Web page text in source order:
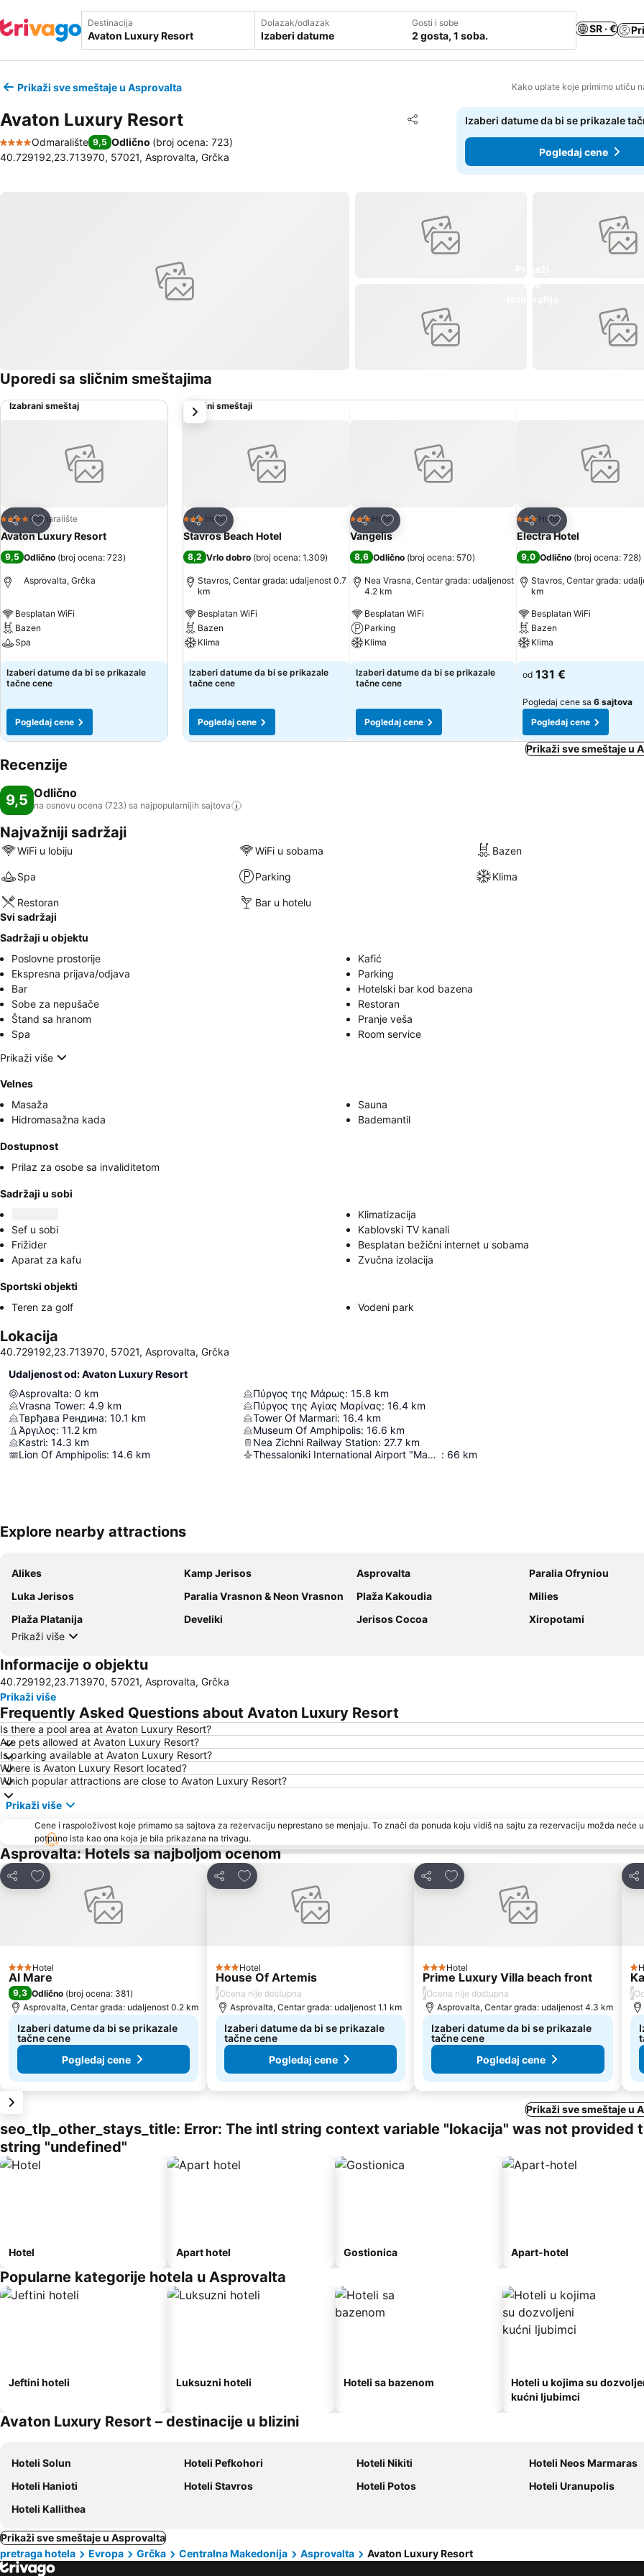
Destinacija Dolazak/odlazak
Izaberi datume
Gosti i sobe
2 gosta, 1 soba.
SR · €
Prikaži sve smeštaje u Asprovalta Kako uplate koje primimo utiču
Avaton Luxury Resort Deli
Dodati u favorite
4 Zvezdice
Odmaralište 9,5 Odlično (broj ocena: 723)
40.729192,23.713970, 57021, Asprovalta, Grčka
Izaberi datume da bi se prikazale
Pogledaj cene
Uporedi sa sličnim smeštajima
Izabrani smeštaj
Deli
Dodati u favorite
4 ZvezdiceOdmaralište
Avaton Luxury Resort
9,5 Odlično (broj ocena: 723)
Asprovalta, Grčka
Besplatan WiFi
Bazen
Spa
Pogledaj cene
Izaberi datume da bi se prikazale
tačne cene
Pogledaj cene
Slični smeštaji
Deli
Dodati u favorite
3 Zvezdice
Hotel
Stavros Beach Hotel
8,2 Vrlo dobro (broj ocena: 1.309)
Stavros, Centar grada: udaljenost 0.7
km
Besplatan WiFi
Bazen
Klima
Pogledaj cene
Izaberi datume da bi se prikazale
tačne cene
Pogledaj cene
Deli
Dodati u favorite
3 Zvezdice
Hotel
Vangelis
8,6 Odlično (broj ocena: 570)
Nea Vrasna, Centar grada: udaljenost
4.2 km
Besplatan WiFi
Parking
Klima
Pogledaj cene
Izaberi datume da bi se prikazale
tačne cene
Pogledaj cene
Deli
Dodati u favorite
3 Zvezdice
Hotel
Electra Hotel
9,0 Odlično (broj ocena: 728)
Stavros, Centar grada:
km
Besplatan WiFi
Bazen
Klima
Pogledaj cene
od 131 €
Pogledaj cene sa 6 sajtova
Pogledaj cene
sledeće
Prikaži sve smeštaje u
Recenzije
9,5 Odlično
na osnovu ocena (723) sa najpopularnijih sajtova
Najvažniji sadržaji
WiFi u lobiju WiFi u sobama Bazen
Spa Parking Klima
Restoran
Bar u hotelu
Svi sadržaji
Sadržaji u objektu
Poslovne prostorije
Kafić
Ekspresna prijava/odjava
Parking
Bar
Hotelski bar kod bazena
Sobe za nepušače
Restoran
Štand sa hranom
Pranje veša
Spa
Room service
Prikaži više
Velnes
Masaža
Sauna
Hidromasažna kada
Bademantil
Dostupnost
Prilaz za osobe sa invaliditetom
Sadržaji u sobi
Klimatizacija
Sef u sobi
Kablovski TV kanali
Frižider
Besplatan bežični internet u sobama
Aparat za kafu
Zvučna izolacija
Sportski objekti
Teren za golf
Vodeni park
Lokacija
40.729192,23.713970, 57021, Asprovalta, Grčka
Udaljenost od: Avaton Luxury Resort
Asprovalta: 0 km
Vrasna Tower: 4.9 km
Тврђава Рендина: 10.1 km
Άργιλος: 11.2 km
Kastri: 14.3 km
Lion Of Amphipolis: 14.6 km
Πύργος της Μάρως: 15.8 km
Πύργος της Αγίας Μαρίνας: 16.4 km
Tower Of Marmari: 16.4 km
Museum Of Amphipolis: 16.6 km
Nea Zichni Railway Station: 27.7 km
Thessaloniki International Airport "Macedonia" : 66 km
Explore nearby attractions
Alikes Kamp Jerisos Asprovalta
Paralia Ofryniou
Luka Jerisos
Paralia Vrasnon & Neon Vrasnon Plaža Kakoudia
Milies
Plaža Platanija
Develiki Jerisos Cocoa
Xiropotami
Prikaži više
Informacije o objektu
40.729192,23.713970, 57021, Asprovalta, Grčka
Prikaži više
Frequently Asked Questions about Avaton Luxury Resort
Is there a pool area at Avaton Luxury Resort?
Are pets allowed at Avaton Luxury Resort?
Is parking available at Avaton Luxury Resort?
Where is Avaton Luxury Resort located?
Which popular attractions are close to Avaton Luxury Resort?
Prikaži više
Cene i raspoloživost koje primamo sa sajtova za rezervaciju neprestano se menjaju. To znači da ponuda koju vidiš na sajtu za rezervaciju možda neće
potpuno ista kao ona koja je bila prikazana na trivagu.
Asprovalta: Hotels sa najboljom ocenom
Deli
Dodati u favorite
3 Zvezdice
Hotel
Al Mare
9,3 Odlično (broj ocena: 381)
Asprovalta, Centar grada: udaljenost 0.2 km
Izaberi datume da bi se prikazale
tačne cene
Pogledaj cene
Deli
Dodati u favorite
3 Zvezdice
Hotel
House Of Artemis
/Ocena nije dostupna
Asprovalta, Centar grada: udaljenost 1.1 km
Izaberi datume da bi se prikazale
tačne cene
Pogledaj cene
Deli
Dodati u favorite
3 Zvezdice
Hotel
Prime Luxury Villa beach front
/Ocena nije dostupna
Asprovalta, Centar grada: udaljenost 4.3 km
Izaberi datume da bi se prikazale
tačne cene
Pogledaj cene
Deli
1
/
Prikaži sve smeštaje u
seo_tlp_other_stays_title: Error: The intl string context variable "lokacija" was not provided
string "undefined"
Hotel Apart hotel Gostionica Apart-hotel
Popularne kategorije hotela u Asprovalta
Jeftini hoteli Luksuzni hoteli Hoteli sa bazenom
Hoteli u kojima su
kućni ljubimci
Avaton Luxury Resort – destinacije u blizini
Hoteli Solun Hoteli Pefkohori Hoteli Nikiti
Hoteli Neos Marmaras
Hoteli Hanioti
Hoteli Stavros Hoteli Potos
Hoteli Uranupolis
Hoteli Kallithea
Prikaži sve smeštaje u Asprovalta
pretraga hotela
Evropa Grčka Centralna Makedonija Asprovalta Avaton Luxury Resort